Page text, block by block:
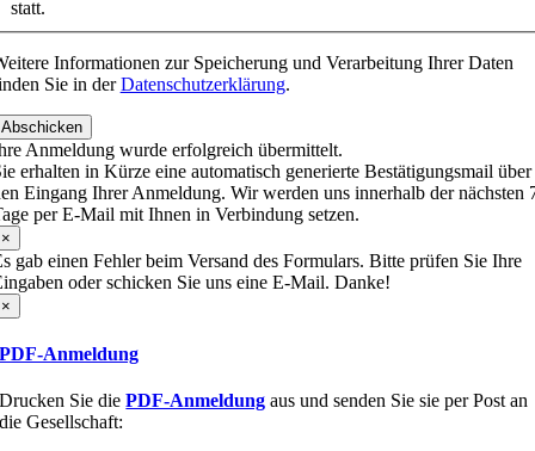
statt.
Informationen zur Speicherung und Verarbeitung Ihrer Daten
Sie in derDatenschutzerklärung.
Abschicken
Anmeldung wurde erfolgreich übermittelt.
erhalten in Kürze eine automatisch generierte Bestätigungsmail über
Eingang Ihrer Anmeldung. Wir werden uns innerhalb der nächsten
per E-Mail mit Ihnen in Verbindung setzen.
×
gab einen Fehler beim Versand des Formulars. Bitte prüfen Sie Ihre
oder schicken Sie uns eine E-Mail. Danke!
×
PDF-Anmeldung
Drucken Sie die PDF-Anmeldung aus und senden Sie sie per Post an
die Gesellschaft: